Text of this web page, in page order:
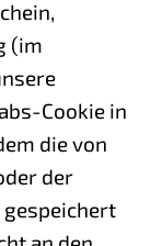
(im
Cookie in
die von
der